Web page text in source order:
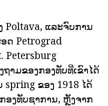
Poltava, ແລະຈົບການ
ດ Petrograd
Petersburg
າມຂອງກອງທັບທີ່ເຂົາໄດ້
ຂອງ 1918 ໄດ້
ອງທັບຊາການ, ຫຼັງຈາກ